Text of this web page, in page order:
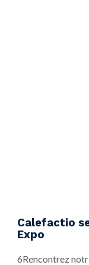
Calefactio
Expo
6Rencontrez